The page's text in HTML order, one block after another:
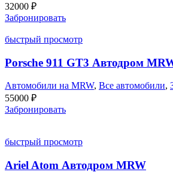
32000 ₽
Забронировать
быстрый просмотр
Porsche 911 GT3 Автодром
Автомобили на MRW, Все автомобили,
55000 ₽
Забронировать
быстрый просмотр
Ariel Atom Автодром MRW